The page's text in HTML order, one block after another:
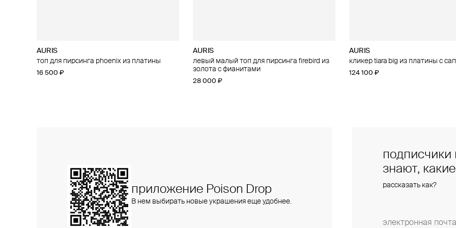
AURIS
топ для пирсинга phoenix из платины
16 500 ₽
AURIS
левый малый топ для пирсинга firebird из
золота с фианитами
28 000 ₽
AURIS
кликер tiara big из платины с
124 100 ₽
AURIS
малый топ для пирсинга flower из платины
с бриллиантами
AURIS
большой топ для пирсинга threeleaf из
золота с бриллиантами
25 800 ₽
AURIS
малый топ для пирсинга
15 400 ₽
подписчики
знают,
рассказать как?
приложение Poison Drop
В нем выбирать новые украшения еще удобнее.